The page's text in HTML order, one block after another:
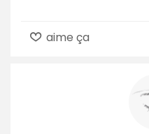
aime ça